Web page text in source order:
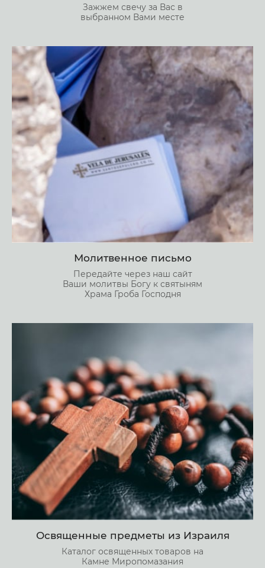
Зажжем свечу за Вас в
выбранном Вами месте
Молитвенное письмо
Передайте через наш сайт
Ваши молитвы Богу к святыням
Храма Гроба Господня
Освященные предметы из Израиля
Каталог освященных товаров на
Камне Миропомазания